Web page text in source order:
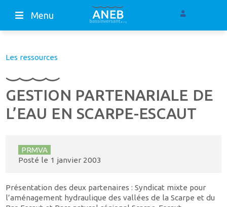
Menu
Les ressources
GESTION PARTENARIALE DE
L’EAU EN SCARPE-ESCAUT
PRMVA
Posté le 1 janvier 2003
Présentation des deux partenaires : Syndicat mixte pour
l’aménagement hydraulique des vallées de la Scarpe et du